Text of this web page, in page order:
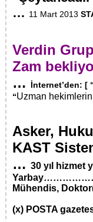
… 11 Mart 2013
Verdin
Zam
…
İnternet’den: [
“Uzman
Asker,
KAST
…30 yıl hizmet
Mühendis,
(x) POSTA